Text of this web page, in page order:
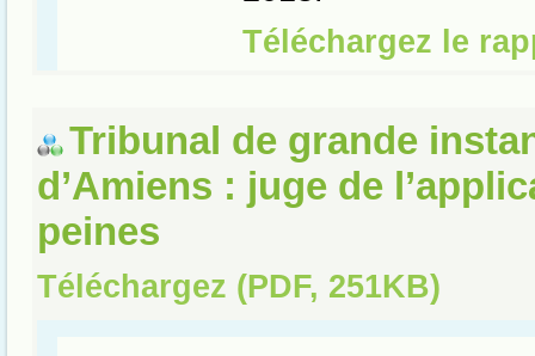
Tribunal de grande
d’Amiens : juge de
peines
Téléchargez (PDF, 251KB)